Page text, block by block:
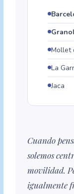
Cuando
solemos
movilidad.
igualmente
Mollet
La
Jaca